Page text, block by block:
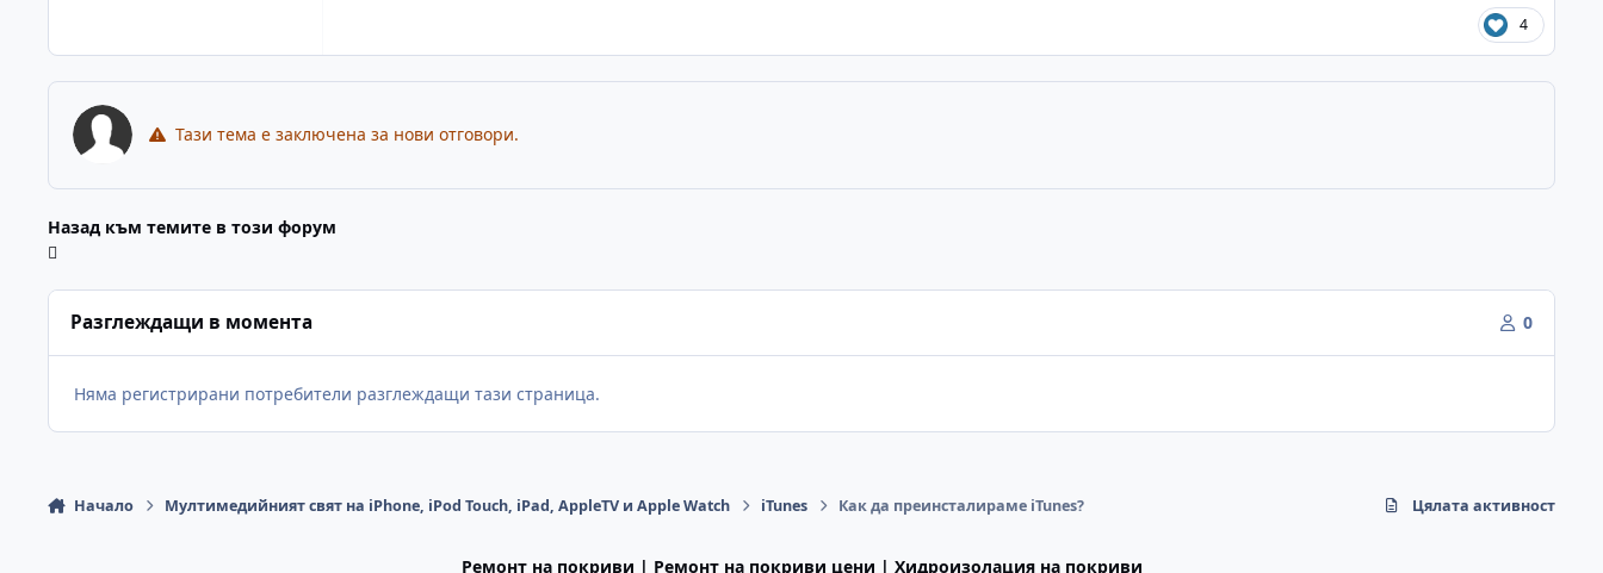
4
Тази тема е заключена за нови отговори.
Назад към темите в този форум
Разглеждащи в момента 0
Няма регистрирани потребители разглеждащи тази страница.
Начало Мултимедийният свят на iPhone, iPod Touch, iPad, AppleTV и Apple Watch iTunes Как да преинсталираме iTunes? Цялата активност
Ремонт на покриви | Ремонт на покриви цени | Хидроизолация на покриви